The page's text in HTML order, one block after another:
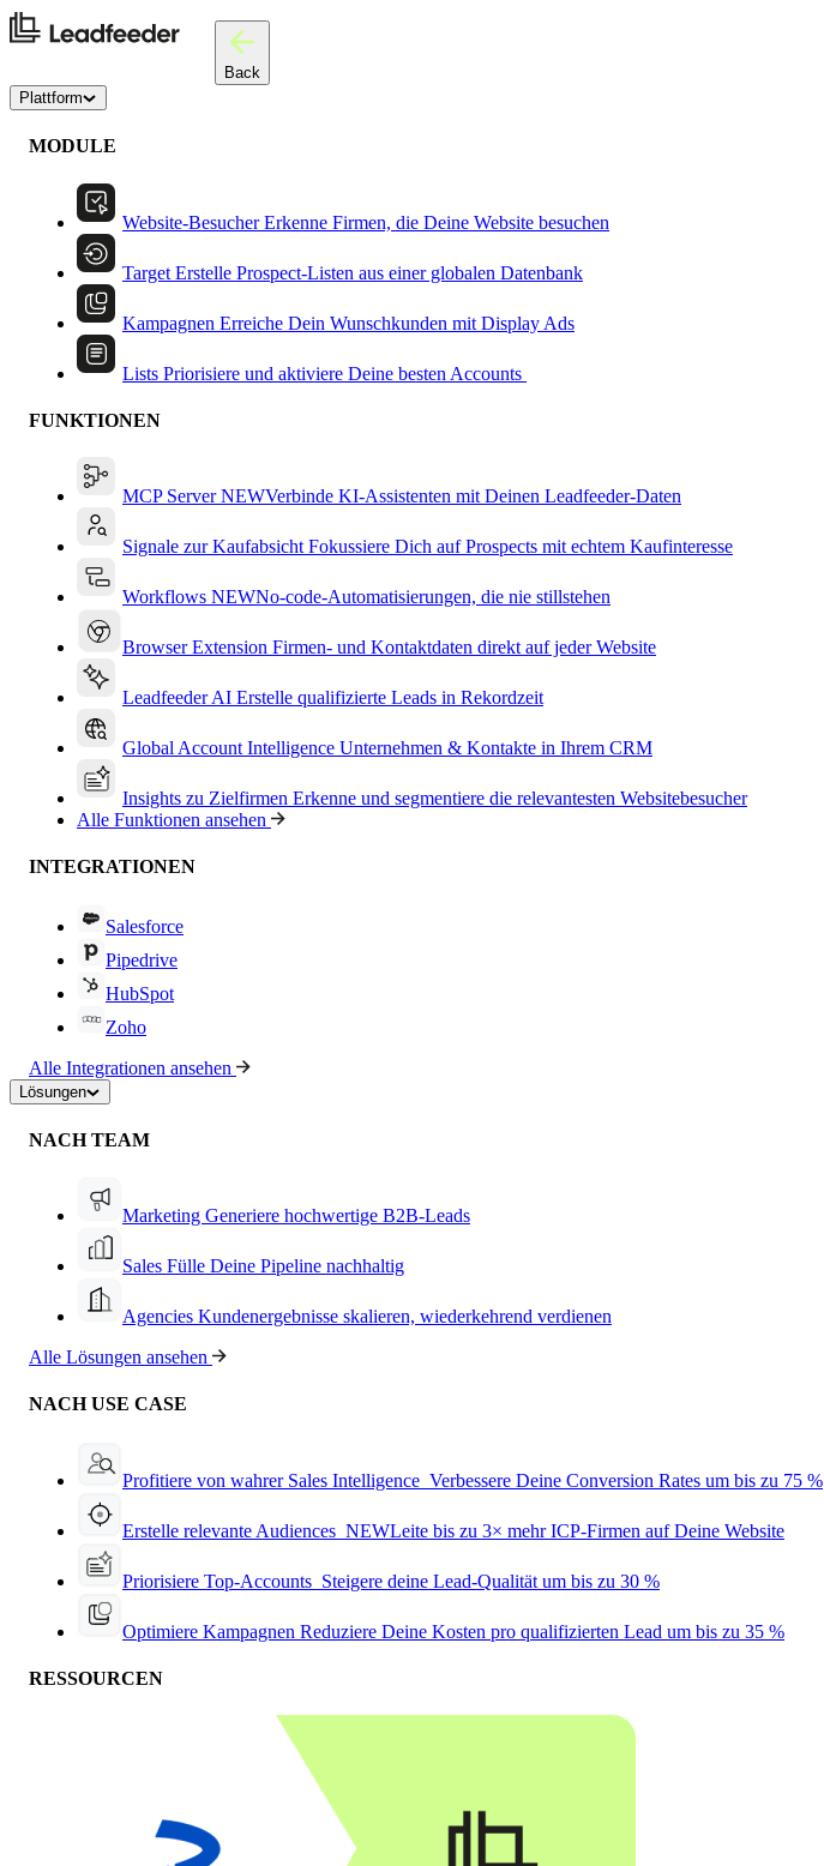
Back
Plattform
MODULE
Website-BesucherErkenne Firmen, die Deine Website besuchen
Target Erstelle Prospect-Listen aus einer globalen Datenbank
Kampagnen Erreiche Dein Wunschkunden mit Display Ads
Lists Priorisiere und aktiviere Deine besten Accounts
FUNKTIONEN
MCP ServerNEWVerbinde KI-Assistenten mit Deinen Leadfeeder-Daten
Signale zur Kaufabsicht Fokussiere Dich auf Prospects mit echtem Kaufinteresse
Workflows NEWNo-code-Automatisierungen, die nie stillstehen
Browser Extension Firmen- und Kontaktdaten direkt auf jeder Website
Leadfeeder AI Erstelle qualifizierte Leads in Rekordzeit
Global Account Intelligence Unternehmen & Kontakte in Ihrem CRM
Insights zu Zielfirmen Erkenne und segmentiere die relevantesten Websitebesucher
Alle Funktionen ansehen
INTEGRATIONEN
Salesforce
Pipedrive
HubSpot
Zoho
Alle Integrationen ansehen
Lösungen
NACH TEAM
Marketing Generiere hochwertige B2B-Leads
Sales Fülle Deine Pipeline nachhaltig
Agencies Kundenergebnisse skalieren, wiederkehrend verdienen
Alle Lösungen ansehen
NACH USE CASE
Profitiere von wahrer Sales Intelligence Verbessere Deine Conversion Rates um bis zu 75 %
Erstelle relevante Audiences NEWLeite bis zu 3× mehr ICP-Firmen auf Deine Website
Priorisiere Top-Accounts Steigere deine Lead-Qualität um bis zu 30 %
Optimiere Kampagnen Reduziere Deine Kosten pro qualifizierten Lead um bis zu 35 %
RESSOURCEN